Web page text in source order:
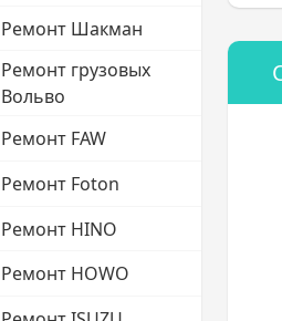
Ремонт Шакман
Ремонт грузовых
Вольво
Ремонт FAW
Ремонт Foton
Ремонт HINO
Ремонт HOWO